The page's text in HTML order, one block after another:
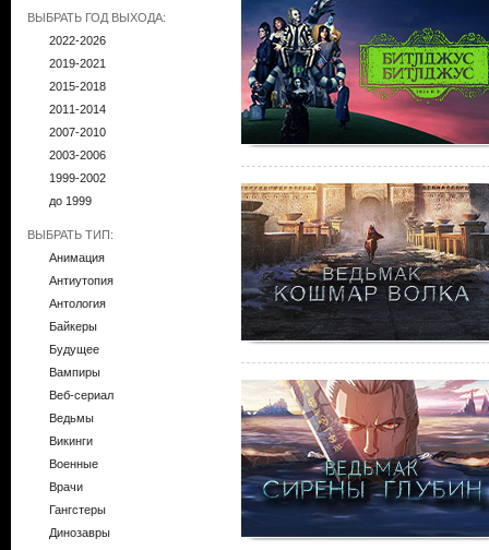
ВЫБРАТЬ ГОД ВЫХОДА:
2022-2026
2019-2021
2015-2018
2011-2014
2007-2010
2003-2006
1999-2002
до 1999
ВЫБРАТЬ ТИП:
Анимация
Антиутопия
Антология
Байкеры
Будущее
Вампиры
Веб-сериал
Ведьмы
Викинги
Военные
Врачи
Гангстеры
Динозавры